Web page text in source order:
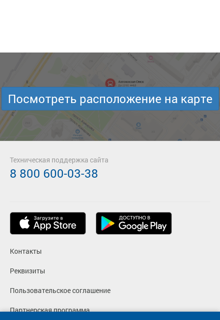
Посмотреть расположение на карте
Контакты
Реквизиты
Пользовательское соглашение
Партнерская программа
Техническая поддержка сайта
8 800 600-03-38